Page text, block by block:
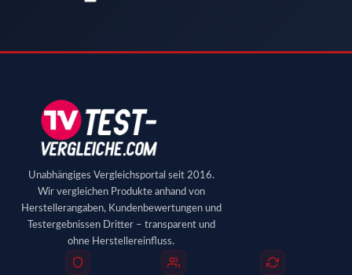
Unabhängiges Vergleichsportal seit 2016.
Wir vergleichen Produkte anhand von
Herstellerangaben, Kundenbewertungen und
Testergebnissen Dritter – transparent und
ohne Herstellereinfluss.